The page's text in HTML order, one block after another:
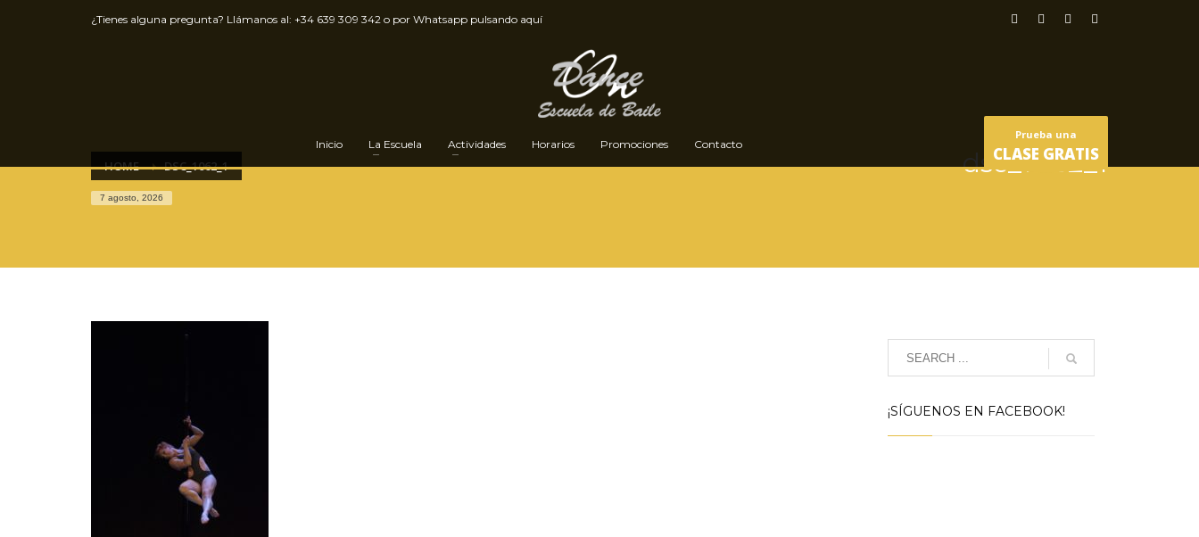
¿Tienes alguna pregunta? Llámanos al: +34 639 309 342 o por Whatsapp pulsando aquí
Inicio La Escuela Actividades Horarios Promociones Contacto
Prueba una
CLASE GRATIS
HOME DSC_1062_1
7 agosto, 2026
dsc_1062_1
¡SÍGUENOS EN FACEBOOK!